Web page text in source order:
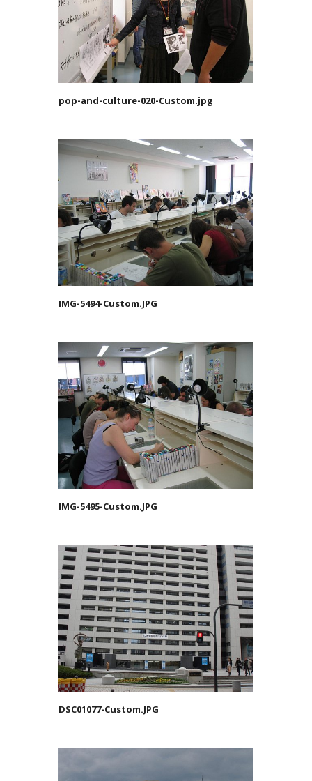
pop-and-culture-020-Custom.jpg
IMG-5494-Custom.JPG
IMG-5495-Custom.JPG
DSC01077-Custom.JPG